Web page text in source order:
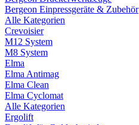
Bergeon Einpressgeräte & Zubehör
Alle Kategorien
Crevoisier
M12 System
M8 System
Elma
Elma Antimag
Elma Clean
Elma Cyclomat
Alle Kategorien
Ergolift